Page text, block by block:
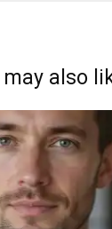
may also